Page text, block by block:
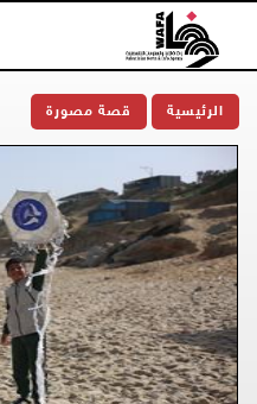
الرئيسية قصة مصورة